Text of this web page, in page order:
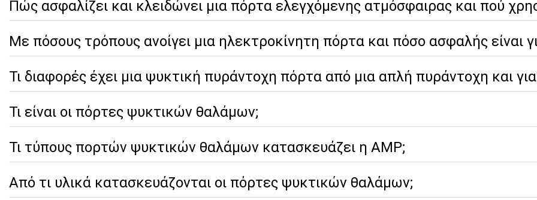
Πώς ασφαλίζει και κλειδώνει μια πόρτα ελεγχόμενης ατμόσφαιρας και πού
Με πόσους τρόπους ανοίγει μια ηλεκτροκίνητη πόρτα και πόσο ασφαλής είναι
Τι διαφορές έχει μια ψυκτική πυράντοχη πόρτα από μια απλή πυράντοχη και
Τι είναι οι πόρτες ψυκτικών θαλάμων;
Τι τύπους πορτών ψυκτικών θαλάμων κατασκευάζει η AMP;
Από τι υλικά κατασκευάζονται οι πόρτες ψυκτικών θαλάμων;